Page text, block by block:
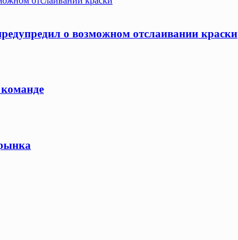
о возможном отслаивании краски